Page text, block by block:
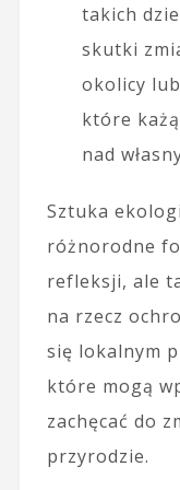
takich
skutki
okolicy
które
nad
Sztuka
różnorodne
refleksji, ale
na rzecz
się lokalnym
które mogą
zachęcać do
przyrodzie.